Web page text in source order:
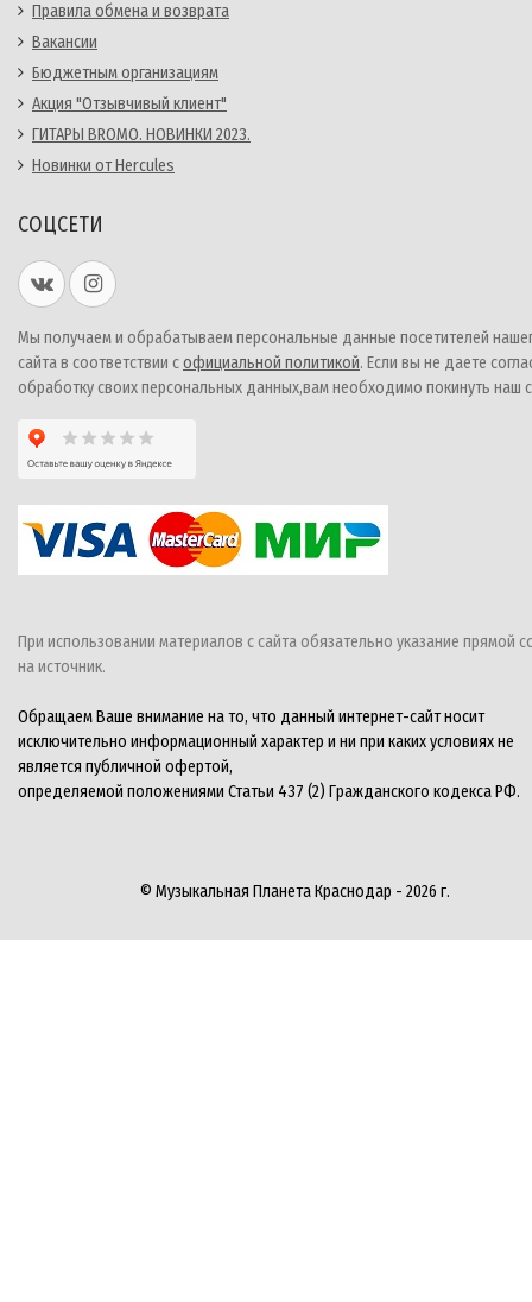
Правила обмена и возврата
Вакансии
Бюджетным организациям
Акция "Отзывчивый клиент"
ГИТАРЫ BROMO. НОВИНКИ 2023.
Новинки от Hercules
СОЦСЕТИ
Мы получаем и обрабатываем персональные данные посетителей
сайта в соответствии софициальной политикой. Если вы не даете
обработку своих персональных данных,вам необходимо покинуть наш
При использовании материалов с сайта обязательно указание прямой
на источник.
Обращаем Ваше внимание на то, что данный интернет-сайт носит
исключительно информационный характер и ни при каких условиях не
является публичной офертой,
определяемой положениями Статьи 437 (2) Гражданского кодекса РФ.
© Музыкальная Планета Краснодар - 2026 г.